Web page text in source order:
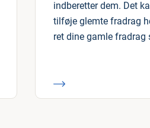
indberetter dem. Det
tilføje glemte fradrag
ret dine gamle fradrag